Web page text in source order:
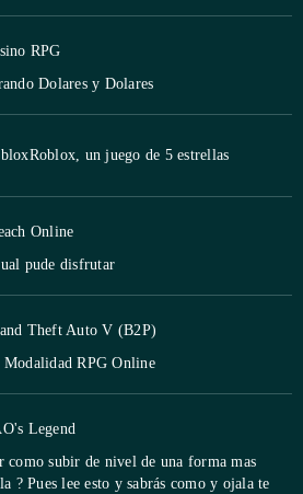
RPG
Dolares y Dolares
Roblox, un juego de 5 estrellas
Online
pude disfrutar
Theft Auto V (B2P)
Modalidad RPG Online
Legend
como subir de nivel de una forma mas
? Pues lee esto y sabrás como y ojala te